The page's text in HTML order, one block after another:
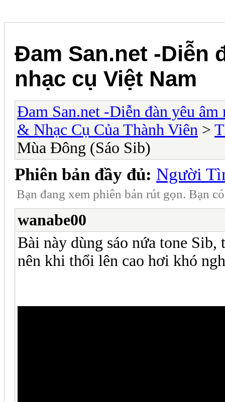
Đam San.net -Diễn
nhạc cụ Việt Nam
Đam San.net -Diễn đàn yêu âm
& Nhạc Cụ Của Thành Viên >
Mùa Đông (Sáo Sib)
Phiên bản đầy đủ: Người
Bạn đang xem phiên bản rút gọn. Bạn
wanabe00
Bài này dùng sáo nứa tone
nên khi thổi lên cao hơi khó